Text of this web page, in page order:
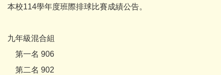
本校114學年度班際排球比賽成績公告。
九年級混合組
第一名 906
第二名 902